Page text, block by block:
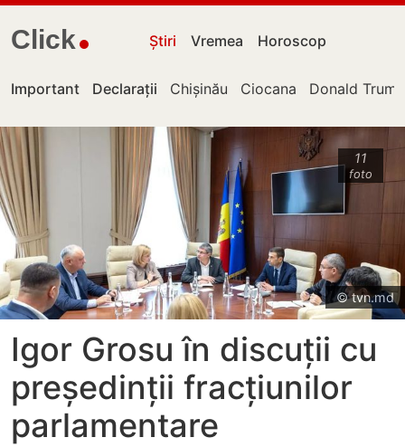
Click Știri Vremea Horoscop
Important Declarații Chișinău Ciocana Donald Trump
11
foto
© tvn.md
Igor Grosu în discuții cu
președinții fracțiunilor
parlamentare